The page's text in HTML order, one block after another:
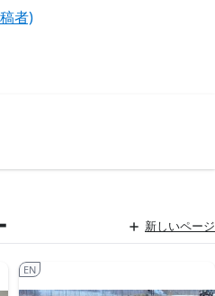
者)
新しいページ
EN